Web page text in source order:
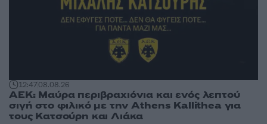
12:4708.08.26
ΑΕΚ: Μαύρα περιβραχιόνια και ενός λεπτού
σιγή στο φιλικό με την Athens Kallithea για
τους Κατσούρη και Λιάκα